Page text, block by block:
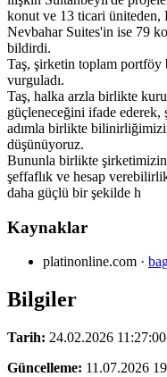
konut ve 13 ticari üniteden,
Nevbahar Suites'in ise 79
bildirdi.
Taş, şirketin toplam portföy
vurguladı.
Taş, halka arzla birlikte
güçleneceğini ifade ederek,
adımla birlikte bilinirliğimizin
düşünüyoruz.
Bununla birlikte
şeffaflık ve hesap
daha güçlü bir şekilde h
Kaynaklar
platinonline.com ·
Bilgiler
Tarih: 24.02.2026 11:27:00
Güncelleme: 11.07.2026